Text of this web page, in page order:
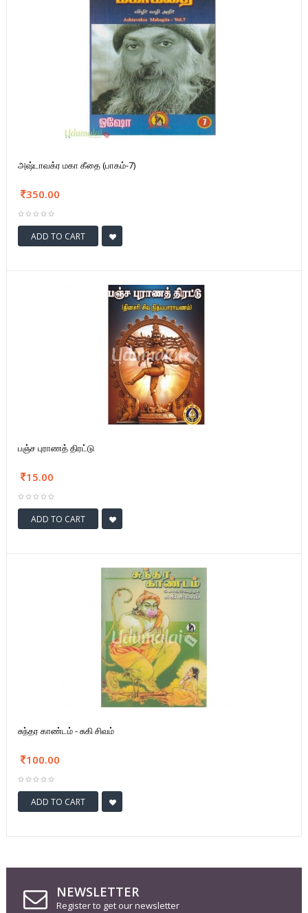
அஷ்டாவக்ர மகா கீதை (பாகம்-7)
350.00
ADD TO CART
பஞ்ச புராணத் திரட்டு
15.00
ADD TO CART
சுந்தர காண்டம் - சுகி சிவம்
100.00
ADD TO CART
NEWSLETTER
Register to get our newsletter